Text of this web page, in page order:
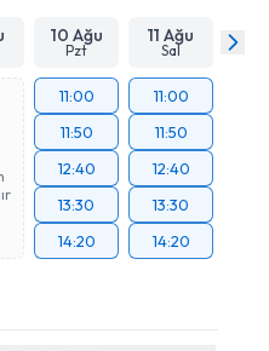
10 Ağu
Pzt
11 Ağu
Sal
11:00
11:50
12:40
13:30
14:20
11:00
11:50
12:40
13:30
14:20